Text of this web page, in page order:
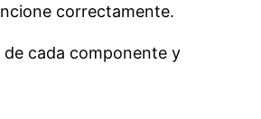
correctamente.
de cada componente y